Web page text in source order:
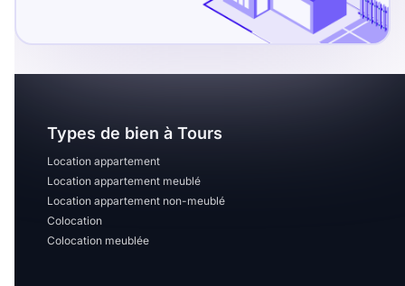
Types de bien à Tours
Location appartement
Location appartement meublé
Location appartement non-meublé
Colocation
Colocation meublée